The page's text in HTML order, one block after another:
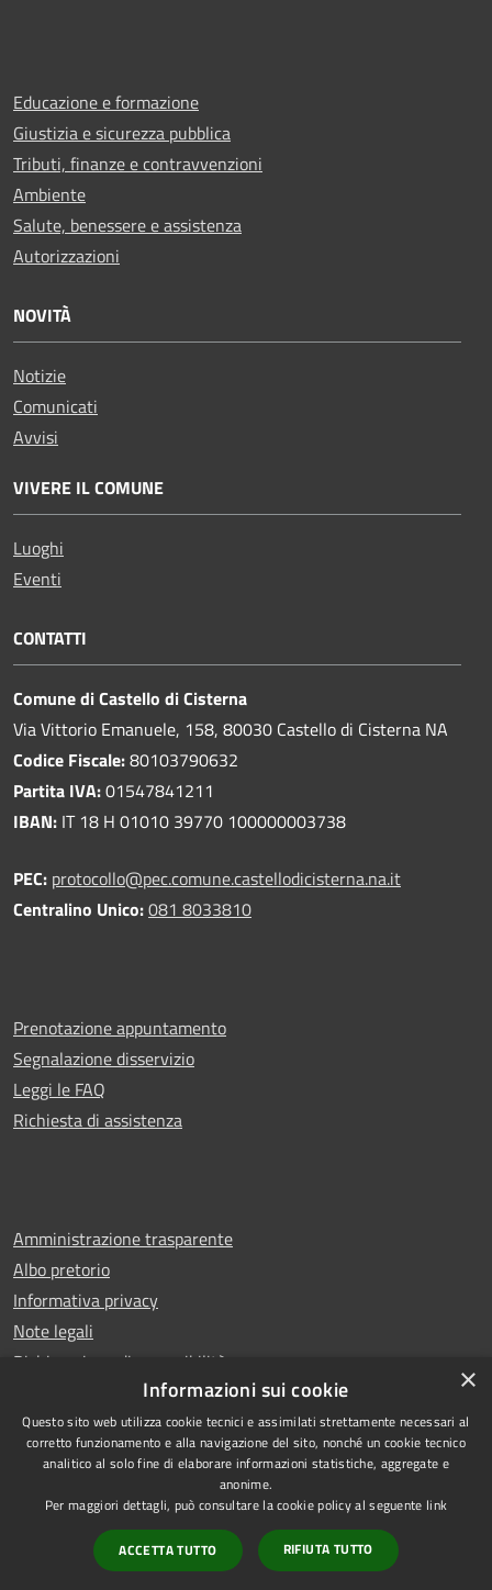
Educazione e formazione
Giustizia e sicurezza pubblica
Tributi, finanze e contravvenzioni
Ambiente
Salute, benessere e assistenza
Autorizzazioni
NOVITÀ
Notizie
Comunicati
Avvisi
VIVERE IL COMUNE
Luoghi
Eventi
CONTATTI
Comune di Castello di Cisterna
Via Vittorio Emanuele, 158, 80030 Castello di Cisterna NA
Codice Fiscale:80103790632
Partita IVA:01547841211
IBAN: IT 18 H 01010 39770 100000003738
PEC: protocollo@pec.comune.castellodicisterna.na.it
Centralino Unico:081 8033810
Prenotazione appuntamento
Segnalazione disservizio
Leggi le FAQ
Richiesta di assistenza
Amministrazione trasparente
Albo pretorio
Informativa privacy
Note legali
Dichiarazione di accessibilità
RSS
Accessibilità
Copyright © 2026 • Comune di
Castello di Cisterna • Powered
byMunicipium•
redazione
×
Informazioni sui cookie
Questo sito web utilizza cookie tecnici e assimilati strettamente necessari al
corretto funzionamento e alla navigazione del sito, nonché un cookie tecnico
analitico al solo fine di elaborare informazioni statistiche, aggregate e
anonime.
Per maggiori dettagli, può consultare la cookie policy al seguente link
ACCETTA TUTTO RIFIUTA TUTTO